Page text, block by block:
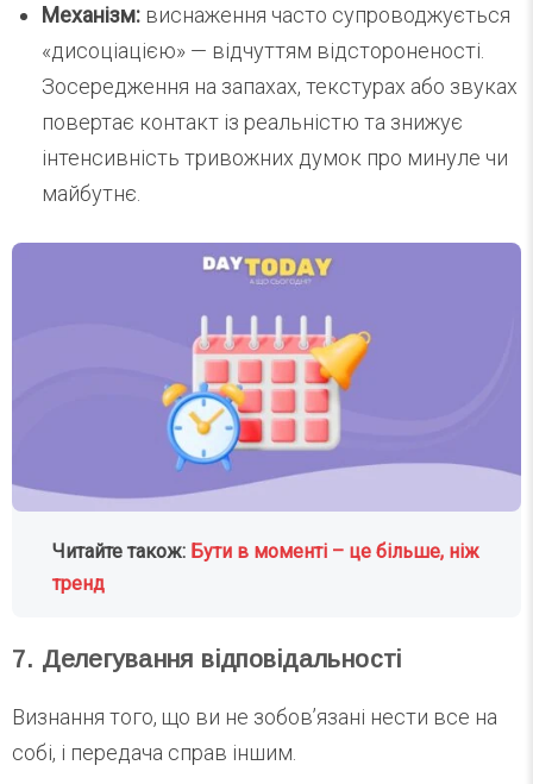
Механізм: виснаження часто супроводжується
«дисоціацією» — відчуттям відстороненості.
Зосередження на запахах, текстурах або звуках
повертає контакт із реальністю та знижує
інтенсивність тривожних думок про минуле чи
майбутнє.
Читайте також: Бути в моменті – це більше, ніж
тренд
7. Делегування відповідальності
Визнання того, що ви не зобов’язані нести все на
собі, і передача справ іншим.